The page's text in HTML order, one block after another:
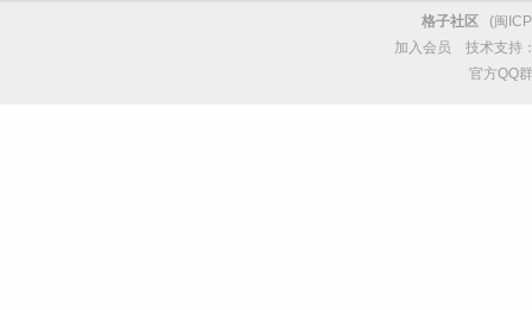
格子社区 (闽
加入会员
技术支持
官方QQ